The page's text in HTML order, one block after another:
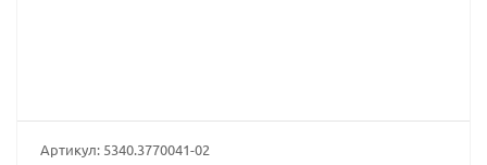
Артикул: 5340.3770041-02